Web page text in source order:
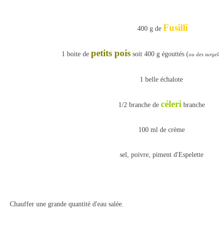
400 g de Fusilli
1 boite de petits pois soit 400 g égouttés (ou des
1 belle échalote
1/2 branche de céleribranche
100 ml de crème
sel, poivre, piment d'Espelette
Chauffer une grande quantité d'eau salée.